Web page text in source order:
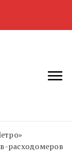
расходомеров